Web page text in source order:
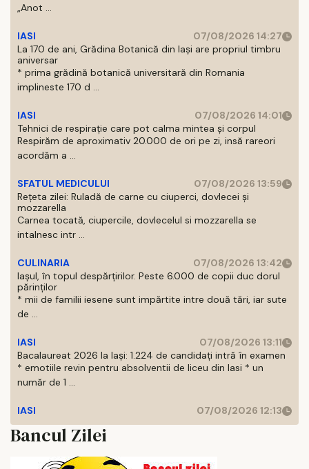
„Anot ...
IASI
07/08/2026 14:27
La 170 de ani, Grădina Botanică din Iași are propriul timbru
aniversar
* prima grădină botanică universitară din Romania
implineste 170 d ...
IASI
07/08/2026 14:01
Tehnici de respirație care pot calma mintea și corpul
Respirăm de aproximativ 20.000 de ori pe zi, insă rareori
acordăm a ...
SFATUL MEDICULUI
07/08/2026 13:59
Rețeta zilei: Ruladă de carne cu ciuperci, dovlecei și
mozzarella
Carnea tocată, ciupercile, dovlecelul si mozzarella se
intalnesc intr ...
CULINARIA
07/08/2026 13:42
Iașul, în topul despărțirilor. Peste 6.000 de copii duc dorul
părinților
* mii de familii iesene sunt impărtite intre două tări, iar sute
de ...
IASI
07/08/2026 13:11
Bacalaureat 2026 la Iași: 1.224 de candidați intră în examen
* emotiile revin pentru absolventii de liceu din Iasi * un
număr de 1 ...
IASI 07/08/2026 12:13
Bancul Zilei